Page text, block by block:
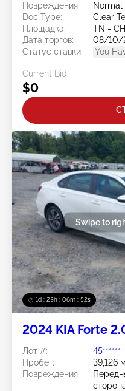
Повреждения:
Doc Type:
Clear
Площадка:
TN -
Дата торгов:
08/10/
Статус ставки:
You
Current Bid:
$0
1d : 23h : 06m : 50s
Swipe to
2024 KIA Forte
Лот #:
45******
Пробег:
39,126
Повреждения: